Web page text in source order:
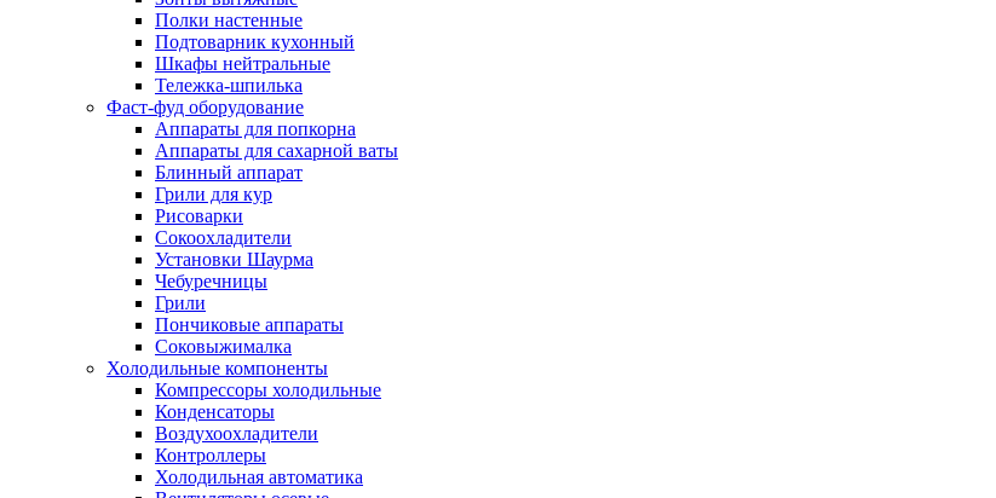
Полки настенные
Подтоварник кухонный
Шкафы нейтральные
Тележка-шпилька
Фаст-фуд оборудование
Аппараты для попкорна
Аппараты для сахарной ваты
Блинный аппарат
Грили для кур
Рисоварки
Сокоохладители
Установки Шаурма
Чебуречницы
Грили
Пончиковые аппараты
Соковыжималка
Холодильные компоненты
Компрессоры холодильные
Конденсаторы
Воздухоохладители
Контроллеры
Холодильная автоматика